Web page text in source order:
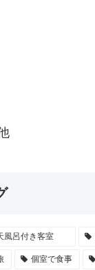
風呂付き客室
個室で食事